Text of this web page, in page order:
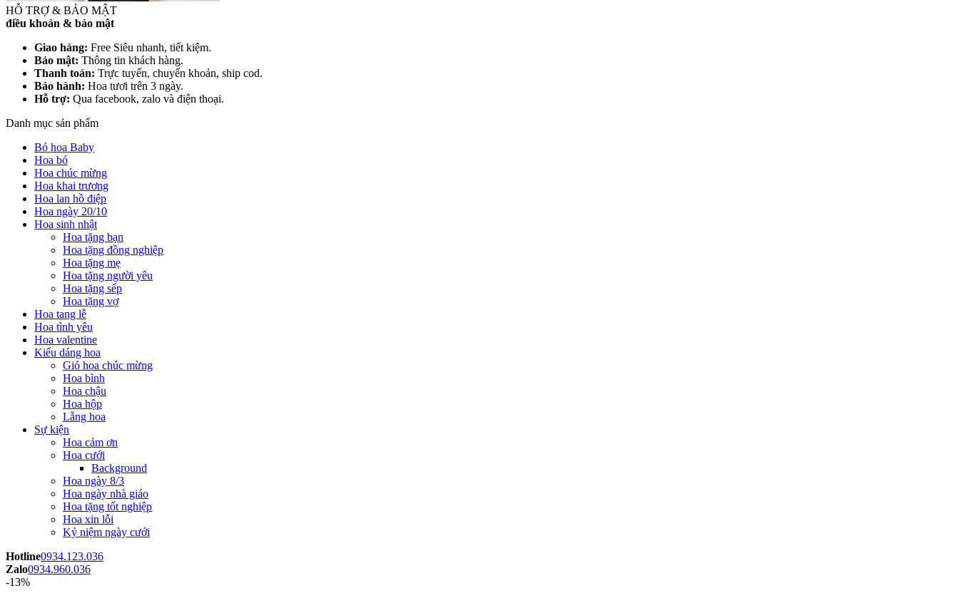
HỖ TRỢ & BẢO MẬT
điều khoản & bảo mật
Giao hàng: Free Siêu nhanh, tiết kiệm.
Bảo mật: Thông tin khách hàng.
Thanh toán: Trực tuyến, chuyển khoản, ship cod.
Bảo hành: Hoa tươi trên 3 ngày.
Hỗ trợ: Qua facebook, zalo và điện thoại.
Danh mục sản phẩm
Bó hoa Baby
Hoa bó
Hoa chúc mừng
Hoa khai trương
Hoa lan hồ điệp
Hoa ngày 20/10
Hoa sinh nhật
Hoa tặng bạn
Hoa tặng đồng nghiệp
Hoa tặng mẹ
Hoa tặng người yêu
Hoa tặng sếp
Hoa tặng vợ
Hoa tang lễ
Hoa tình yêu
Hoa valentine
Kiểu dáng hoa
Giỏ hoa chúc mừng
Hoa bình
Hoa chậu
Hoa hộp
Lẵng hoa
Sự kiện
Hoa cảm ơn
Hoa cưới
Background
Hoa ngày 8/3
Hoa ngày nhà giáo
Hoa tặng tốt nghiệp
Hoa xin lỗi
Kỷ niệm ngày cưới
Hotline0934.123.036
Zalo0934.960.036
-13%